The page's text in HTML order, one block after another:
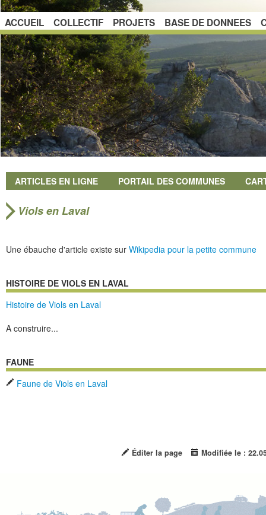
ACCUEIL COLLECTIF PROJETS BASE DE DONNEES
ARTICLES EN LIGNE PORTAIL DES COMMUNES
Viols en Laval
Une ébauche d'article existe sur Wikipedia pour la petite commune
HISTOIRE DE VIOLS EN LAVAL
Histoire de Viols en Laval
A construire...
FAUNE
Faune de Viols en Laval
Éditer la page Modifiée le :